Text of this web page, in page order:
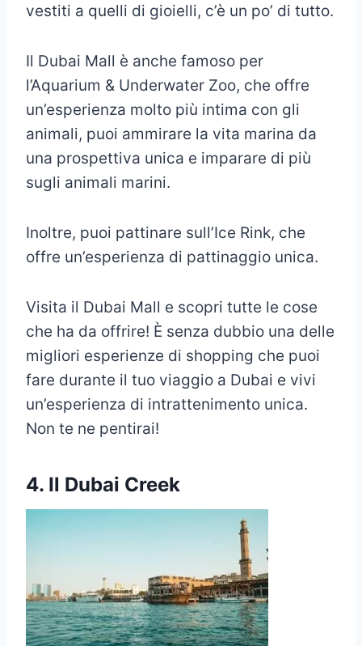
vestiti a quelli di gioielli, c’è un po’ di tutto.
Il Dubai Mall è anche famoso per
l’Aquarium & Underwater Zoo, che offre
un’esperienza molto più intima con gli
animali, puoi ammirare la vita marina da
una prospettiva unica e imparare di più
sugli animali marini.
Inoltre, puoi pattinare sull’Ice Rink, che
offre un’esperienza di pattinaggio unica.
Visita il Dubai Mall e scopri tutte le cose
che ha da offrire! È senza dubbio una delle
migliori esperienze di shopping che puoi
fare durante il tuo viaggio a Dubai e vivi
un’esperienza di intrattenimento unica.
Non te ne pentirai!
4. Il Dubai Creek